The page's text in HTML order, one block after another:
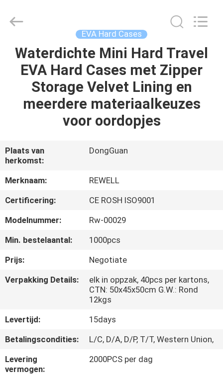
HUIS
PRODUCTEN
ONGEVEER
FABRIEKSREIS
KWALITEITSCONTROLE
SITEMAP
PRIVACY
POLICY
Rights
EVA Hard Cases
Waterdichte Mini Hard Travel
EVA Hard Cases met Zipper
Storage Velvet Lining en
meerdere materiaalkeuzes
voor oordopjes
Plaats van
herkomst:
DongGuan
Merknaam:
REWELL
Certificering:
CE ROSH ISO9001
Modelnummer:
Rw-00029
Min. bestelaantal:
1000pcs
Prijs:
Negotiate
Verpakking Details:
elk in oppzak, 40pcs per kartons,
CTN: 50x45x50cm G.W.: Rond
12kgs
Levertijd:
15days
Betalingscondities:
L/C, D/A, D/P, T/T, Western Union,
Levering
vermogen:
2000PCS per dag